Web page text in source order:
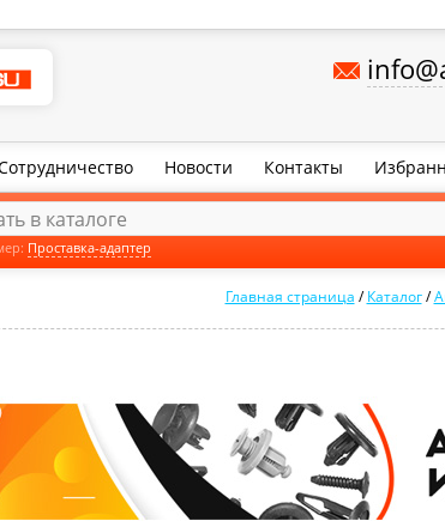
Новости Контакты
Главная страница /Каталог /
Проставка-адаптер